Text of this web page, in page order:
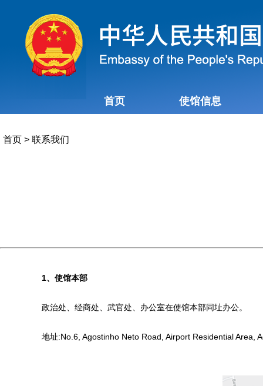
首页 使馆信息
首页 > 联系我们
1、使馆本部
政治处、经商处、武官处、办公室在使馆本部同址办公。
地址:No.6, Agostinho Neto Road, Airport Residential Area,